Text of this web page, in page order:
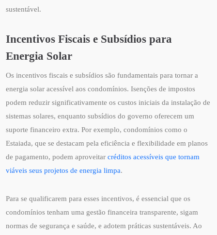
sustentável.
Incentivos Fiscais e Subsídios para
Energia Solar
Os incentivos fiscais e subsídios são fundamentais para tornar a
energia solar acessível aos condomínios. Isenções de impostos
podem reduzir significativamente os custos iniciais da instalação de
sistemas solares, enquanto subsídios do governo oferecem um
suporte financeiro extra. Por exemplo, condomínios como o
Estaiada, que se destacam pela eficiência e flexibilidade em planos
de pagamento, podem aproveitar créditos acessíveis que tornam
viáveis seus projetos de energia limpa.
Para se qualificarem para esses incentivos, é essencial que os
condomínios tenham uma gestão financeira transparente, sigam
normas de segurança e saúde, e adotem práticas sustentáveis. Ao